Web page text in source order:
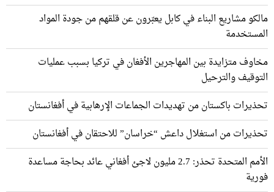
مالكو مشاريع البناء في كابل يعبّرون عن قلقهم من جودة المواد
المستخدمة
مخاوف متزايدة بين المهاجرين الأفغان في تركيا بسبب عمليات
التوقيف والترحيل
تحذيرات باكستان من تهديدات الجماعات الإرهابية في أفغانستان
تحذيرات من استغلال داعش “خراسان” للاحتقان في أفغانستان
الأمم المتحدة تحذر: 2.7 مليون لاجئ أفغاني عائد بحاجة مساعدة
فورية